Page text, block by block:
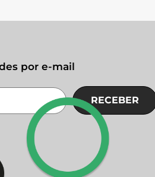
por e-mail
RECEBER